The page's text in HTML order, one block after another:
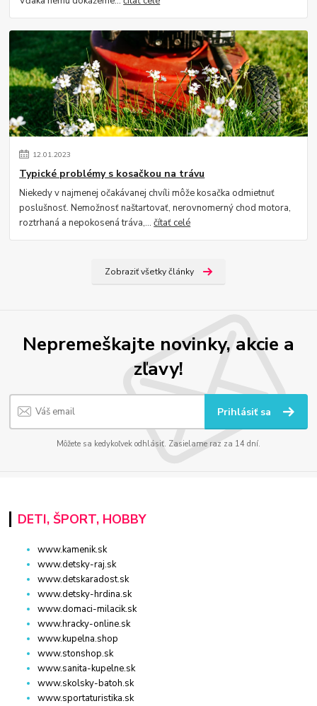
12.01.2023
Typické problémy s kosačkou na trávu
Niekedy v najmenej očakávanej chvíli môže kosačka odmietnuť
poslušnosť. Nemožnosť naštartovať, nerovnomerný chod motora,
roztrhaná a nepokosená tráva,...čítať celé
Zobraziť všetky články
Nepremeškajte novinky, akcie a
zľavy!
Prihlásiť sa
Môžete sa kedykoľvek odhlásiť. Zasielame raz za 14 dní.
DETI, ŠPORT, HOBBY
www.kamenik.sk
www.detsky-raj.sk
www.detskaradost.sk
www.detsky-hrdina.sk
www.domaci-milacik.sk
www.hracky-online.sk
www.kupelna.shop
www.stonshop.sk
www.sanita-kupelne.sk
www.skolsky-batoh.sk
www.sportaturistika.sk